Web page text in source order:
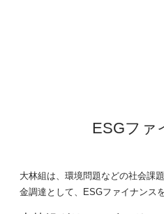
ESGファ
大林組は、環境問題などの社会課
金調達として、ESGファイナンス